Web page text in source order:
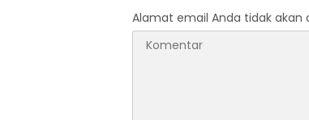
Alamat email Anda tidak akan